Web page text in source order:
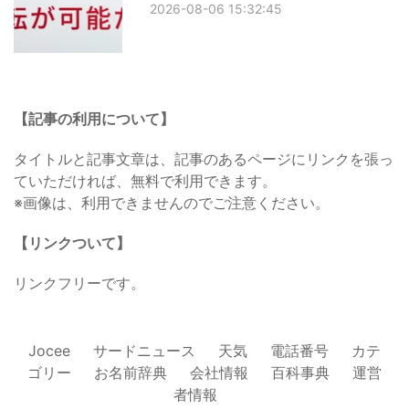
2026-08-06 15:32:45
【記事の利用について】
タイトルと記事文章は、記事のあるページにリンクを張っ
ていただければ、無料で利用できます。
※画像は、利用できませんのでご注意ください。
【リンクついて】
リンクフリーです。
Jocee サードニュース 天気 電話番号
カテ
ゴリー
お名前辞典 会社情報 百科事典
運営
者情報